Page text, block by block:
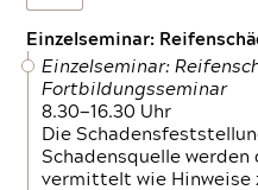
Einzelseminar:
Einzelseminar:
Fortbildungsseminar
8.30—16.30 Uhr
Die
Schadensquelle werden
vermittelt wie Hinweise